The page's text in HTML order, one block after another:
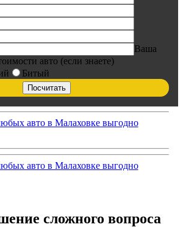
Ваша
авто (если знаете)
Битый
сложного вопроса